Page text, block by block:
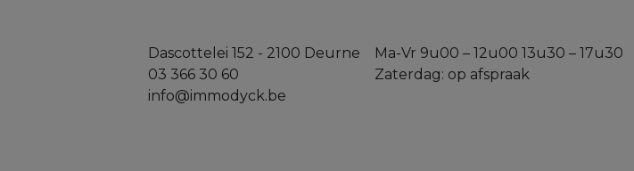
Dascottelei 152 - 2100 Deurne
03 366 30 60
info@immodyck.be
Ma-Vr 9u00 – 12u00 13u30 – 17u30
Zaterdag: op afspraak